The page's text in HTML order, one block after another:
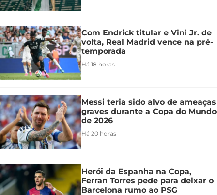
Com Endrick titular e Vini Jr. de
volta, Real Madrid vence na pré-
temporada
Há 18 horas
Messi teria sido alvo de ameaças
graves durante a Copa do Mundo
de 2026
Há 20 horas
Herói da Espanha na Copa,
Ferran Torres pede para deixar o
Barcelona rumo ao PSG